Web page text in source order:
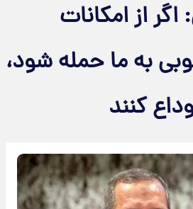
از امکانات
به ما حمله شود،
کنند